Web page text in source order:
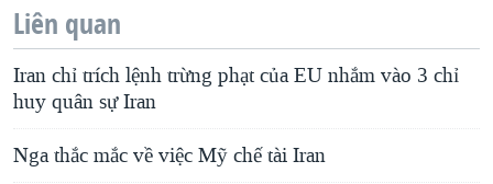
Liên quan
Iran chỉ trích lệnh trừng phạt của EU nhắm vào 3 chỉ
huy quân sự Iran
Nga thắc mắc về việc Mỹ chế tài Iran